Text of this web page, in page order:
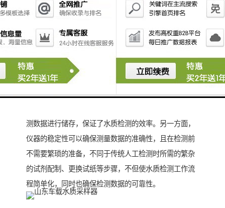
选择的取样位置，水质监测取样点的设置需考虑多方面
切勿就近设置。
将已取水样借助水质检测仪进行水质污染指标的检测，
一方面可以保证检测数据直观、准确，节约检测人员的
测数据进行储存，保证了水质检测的效率。另一方面，
仪器的稳定性可以确保测量数据的准确性，且在检测前
不需要繁琐的准备，不同于传统人工检测时所需的繁杂
的试剂配制、更换试纸等步骤，不但使水质检测工作流
程简单化，同时也确保检测数据的可靠性。